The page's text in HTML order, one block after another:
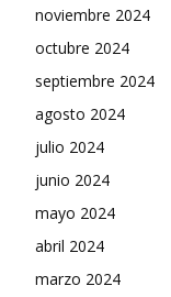
noviembre 2024
octubre 2024
septiembre 2024
agosto 2024
julio 2024
junio 2024
mayo 2024
abril 2024
marzo 2024